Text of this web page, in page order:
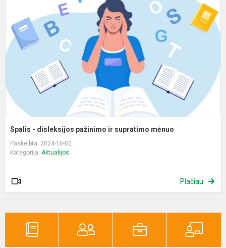
Spalis - disleksijos pažinimo ir supratimo mėnuo
Paskelbta: 2024-10-02
Kategorija: Aktualijos
Plačiau